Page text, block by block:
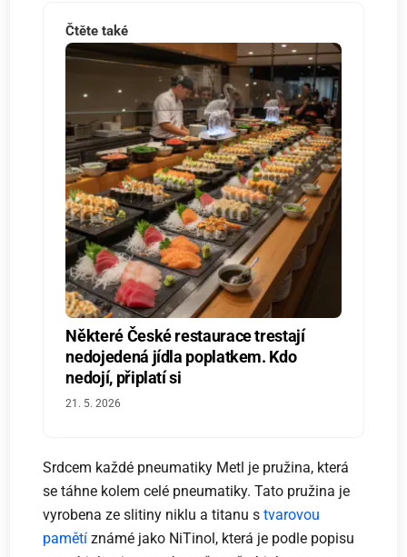
Čtěte také
Některé České restaurace trestají
nedojedená jídla poplatkem. Kdo
nedojí, připlatí si
21. 5. 2026
Srdcem každé pneumatiky Metl je pružina, která
se táhne kolem celé pneumatiky. Tato pružina je
vyrobena ze slitiny niklu a titanu stvarovou
pamětí známé jako NiTinol, která je podle popisu